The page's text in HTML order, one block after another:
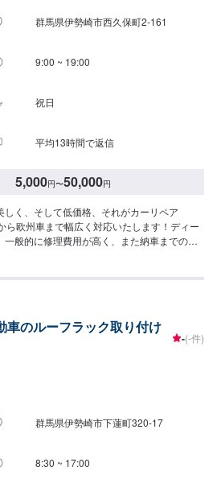
群馬県伊勢崎市西久保町2-161
9:00 ~ 19:00
祝日
平均13時間で返信
5,000円〜50,000円
く、そして低価格、それがカーリペア
ら欧州車まで幅広く対応いたします！ディー
般的に修理費用が高く、また納車までの時
ら。私たちなら自社工場で即施工し、でき
【1】オファーにてお問い合わせ
ご納得いただければ作業開始【4】仕上がり
2日程度で納車いたします。車種や状態によ
ださい。※燃料代は、お客様負担となってお
□パーツ持ち込みについて□パーツの持ち込
込みパーツの詳細をご入力ください。【定
営業時間：9:00~19:00
のルーフラック取り付け
-(-件)
群馬県伊勢崎市下蓮町320-17
8:30 ~ 17:00